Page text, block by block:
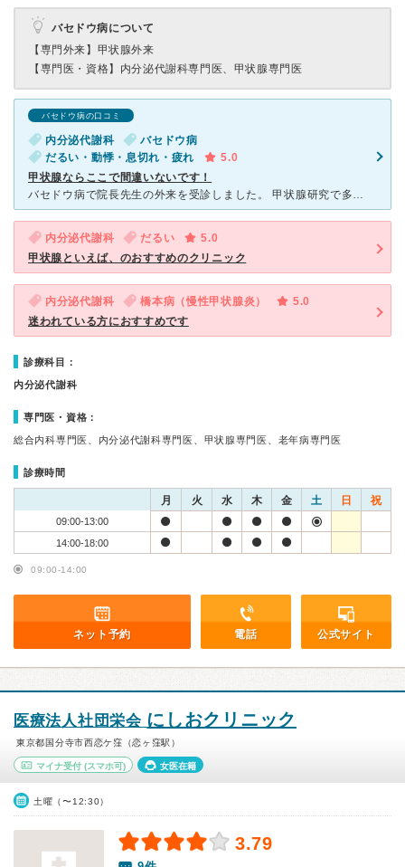
バセドウ病について
【専門外来】 甲状腺外来
【専門医・資格】 内分泌代謝科専門医、甲状腺専門医
バセドウ病の口コミ
内分泌代謝科
バセドウ病
だるい・動悸・息切れ・疲れ
5.0
甲状腺ならここで間違いないです！
バセドウ病で院長先生の外来を受診しました。 甲状腺研究で多くの受賞をされているのでお堅い先生なのではと緊張していましたが、実際にはとても気さくで、こちらの話にもじっくりと耳を傾けてくださいました。
内分泌代謝科 だるい
5.0
甲状腺といえば、のおすすめのクリニック
内分泌代謝科 橋本病（慢性甲状腺炎）
5.0
迷われている方におすすめです
診療科目：
内分泌代謝科
専門医・資格：
総合内科専門医、内分泌代謝科専門医、甲状腺専門医、老年病専門医
診療時間
月 火 水 木 金 土 日 祝
09:00-13:00
14:00-18:00
09:00-14:00
ネット予約 電話 公式サイト
医療法人社団栄会 にしおクリニック
東京都国分寺市西恋ケ窪（恋ヶ窪駅）
マイナ受付 (スマホ可) 女医在籍
土曜（〜12:30）
3.79